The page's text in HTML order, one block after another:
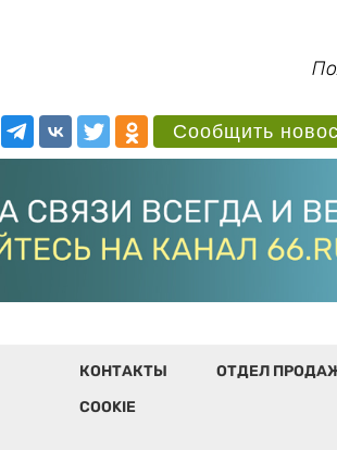
Сообщить
КОНТАКТЫ ОТДЕЛ
COOKIE